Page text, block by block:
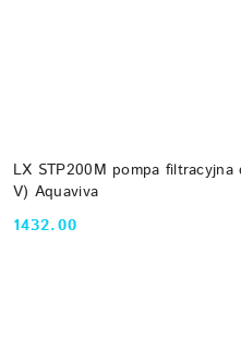
LX STP200M pompa
V) Aquaviva
Cena:
1432.00